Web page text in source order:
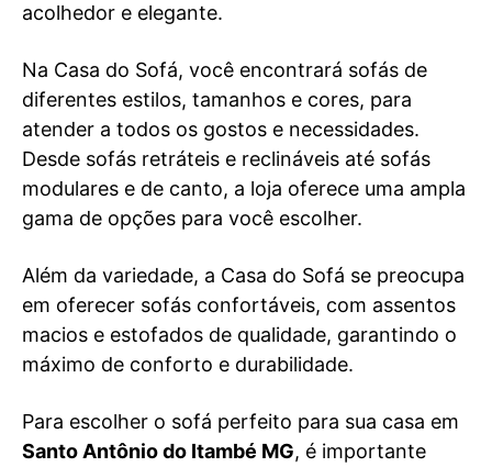
acolhedor e elegante.
Na Casa do Sofá, você encontrará sofás de
diferentes estilos, tamanhos e cores, para
atender a todos os gostos e necessidades.
Desde sofás retráteis e reclináveis até sofás
modulares e de canto, a loja oferece uma ampla
gama de opções para você escolher.
Além da variedade, a Casa do Sofá se preocupa
em oferecer sofás confortáveis, com assentos
macios e estofados de qualidade, garantindo o
máximo de conforto e durabilidade.
Para escolher o sofá perfeito para sua casa em
Santo Antônio do Itambé MG, é importante